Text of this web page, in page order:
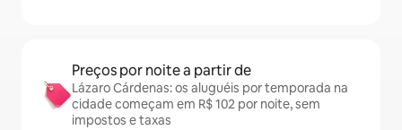
Preços por noite a partir de
Lázaro Cárdenas: os aluguéis por temporada na
cidade começam em R$ 102 por noite, sem
impostos e taxas